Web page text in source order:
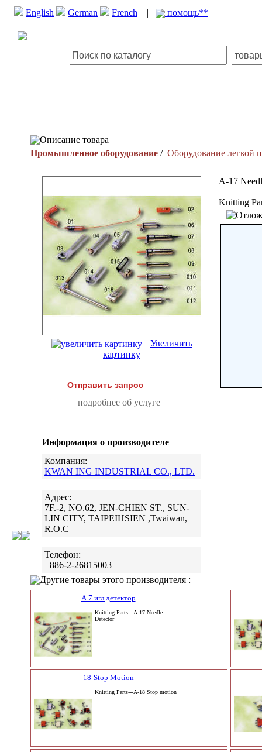
English German French | помощь**
Описание товара
Промышленное оборудование / Оборудование легкой
Увеличить
картинку
Отправить запрос
подробнее об услуге
Информация о производителе
Компания:
KWAN ING INDUSTRIAL CO., LTD.
Адрес:
7F.-2, NO.62, JEN-CHIEN ST., SUN-
LIN CITY, TAIPEIHSIEN ,Twaiwan,
R.O.C
Телефон:
+886-2-26815003
A-17
Knitting
Другие товары этого производителя :
А 7 игл детектор
Knitting Parts---A-17 Needle
Detector
18-Stop Motion
Knitting Parts---A-18 Stop motion